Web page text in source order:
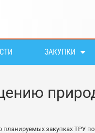
ЗАКУПКИ
планируемых закупках ТРУ